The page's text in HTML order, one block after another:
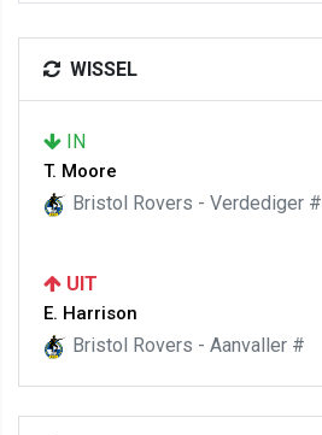
WISSEL
IN
T. Moore
Bristol Rovers - Verdediger #
UIT
E. Harrison
Bristol Rovers - Aanvaller #